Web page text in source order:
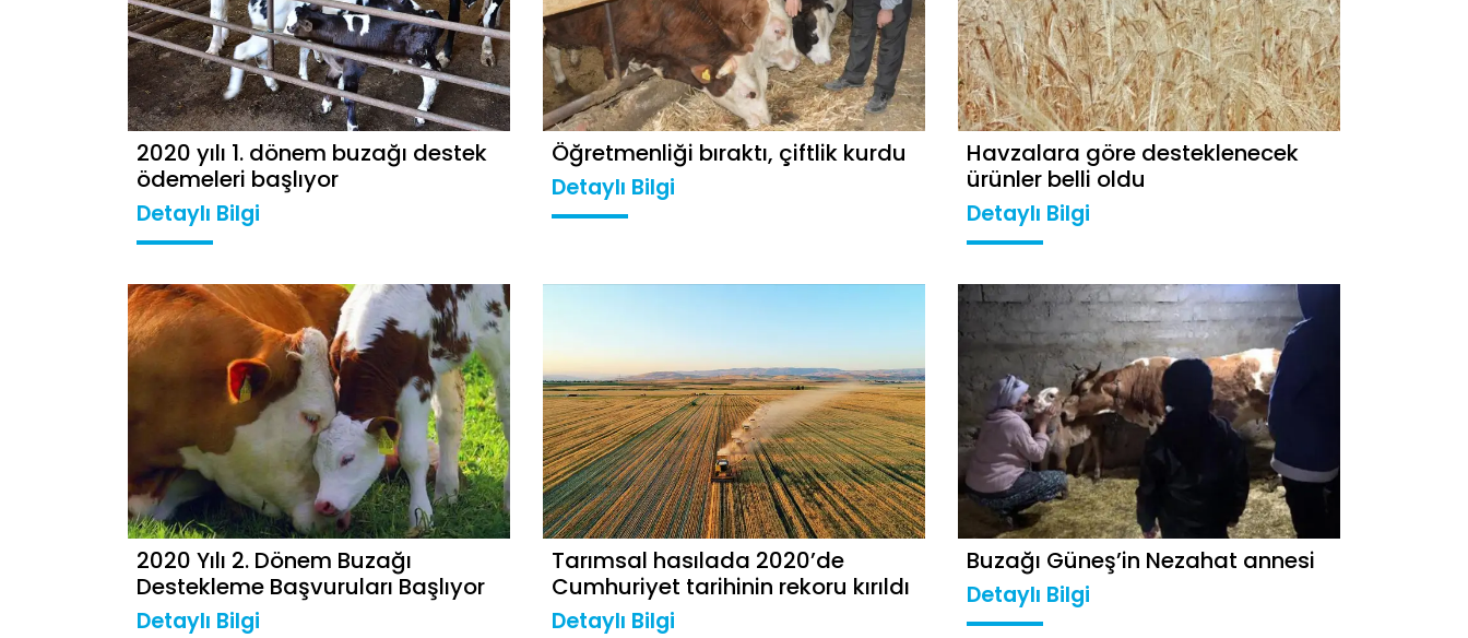
2020 yılı 1. dönem buzağı destek
ödemeleri başlıyor
Detaylı Bilgi
Öğretmenliği bıraktı, çiftlik kurdu
Detaylı Bilgi
Havzalara göre desteklenecek
ürünler belli oldu
Detaylı Bilgi
2020 Yılı 2. Dönem Buzağı
Destekleme Başvuruları Başlıyor
Detaylı Bilgi
Tarımsal hasılada 2020’de
Cumhuriyet tarihinin rekoru kırıldı
Detaylı Bilgi
Buzağı Güneş’in Nezahat annesi
Detaylı Bilgi